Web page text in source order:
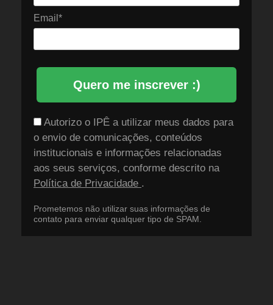
Email*
Quero me inscrever :)
Autorizo o IPÊ a utilizar meus dados para
o envio de comunicações, conteúdos
institucionais e informações relacionadas
aos seus serviços, conforme descrito na
Política de Privacidade .
Prometemos não utilizar suas informações de
contato para enviar qualquer tipo de SPAM.